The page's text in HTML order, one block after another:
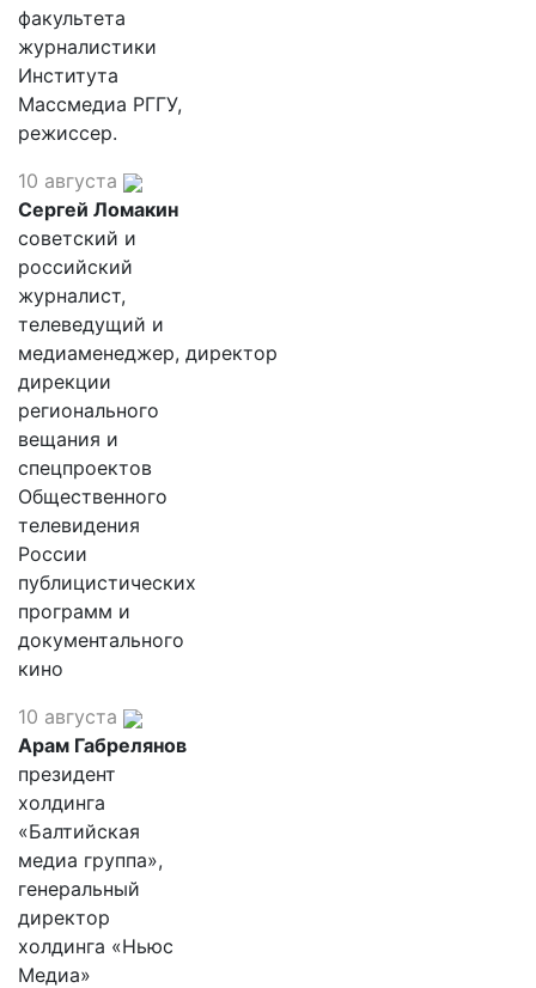
факультета
журналистики
Института
Массмедиа РГГУ,
режиссер.
10 августа
Сергей Ломакин
советский и
российский
журналист,
телеведущий и
медиаменеджер, директор
дирекции
регионального
вещания и
спецпроектов
Общественного
телевидения
России
публицистических
программ и
документального
кино
10 августа
Арам Габрелянов
президент
холдинга
«Балтийская
медиа группа»,
генеральный
директор
холдинга «Ньюс
Медиа»